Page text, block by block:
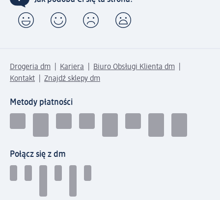
Drogeria dm Kariera
Biuro Obsługi Klienta dm
Kontakt
Znajdź sklepy dm
Metody płatności
Połącz się z dm